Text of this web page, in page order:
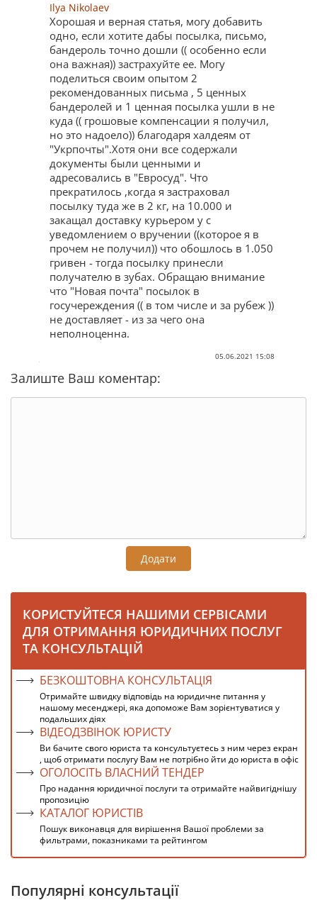
Ilya Nikolaev
Хорошая и верная статья, могу добавить
одно, если хотите дабы посылка, письмо,
бандероль точно дошли (( особенно если
она важная)) застрахуйте ее. Могу
поделиться своим опытом 2
рекомендованных письма , 5 ценных
бандеролей и 1 ценная посылка ушли в не
куда (( грошовые компенсации я получил,
но это надоело)) благодаря халдеям от
"Укрпочты".Хотя они все содержали
документы были ценными и
адресовались в "Евросуд". Что
прекратилось ,когда я застраховал
посылку туда же в 2 кг, на 10.000 и
закащал доставку курьером у с
уведомлением о вручении ((которое я в
прочем не получил)) что обошлось в 1.050
гривен - тогда посылку принесли
получателю в зубах. Обращаю внимание
что "Новая почта" посылок в
госучереждения (( в том числе и за рубеж ))
не доставляет - из за чего она
неполноценна.
05.06.2021 15:08
Залиште Ваш коментар:
Додати
КОРИСТУЙТЕСЯ НАШИМИ СЕРВІСАМИ
ДЛЯ ОТРИМАННЯ ЮРИДИЧНИХ ПОСЛУГ
ТА КОНСУЛЬТАЦІЙ
БЕЗКОШТОВНА КОНСУЛЬТАЦІЯ
Отримайте швидку відповідь на юридичне питання у
нашому месенджері, яка допоможе Вам зорієнтуватися у
подальших діях
ВІДЕОДЗВІНОК ЮРИСТУ
Ви бачите свого юриста та консультуєтесь з ним через екран
, щоб отримати послугу Вам не потрібно йти до юриста в офіс
ОГОЛОСІТЬ ВЛАСНИЙ ТЕНДЕР
Про надання юридичної послуги та отримайте найвигіднішу
пропозицію
КАТАЛОГ ЮРИСТІВ
Пошук виконавця для вирішення Вашої проблеми за
фильтрами, показниками та рейтингом
Популярні консультації